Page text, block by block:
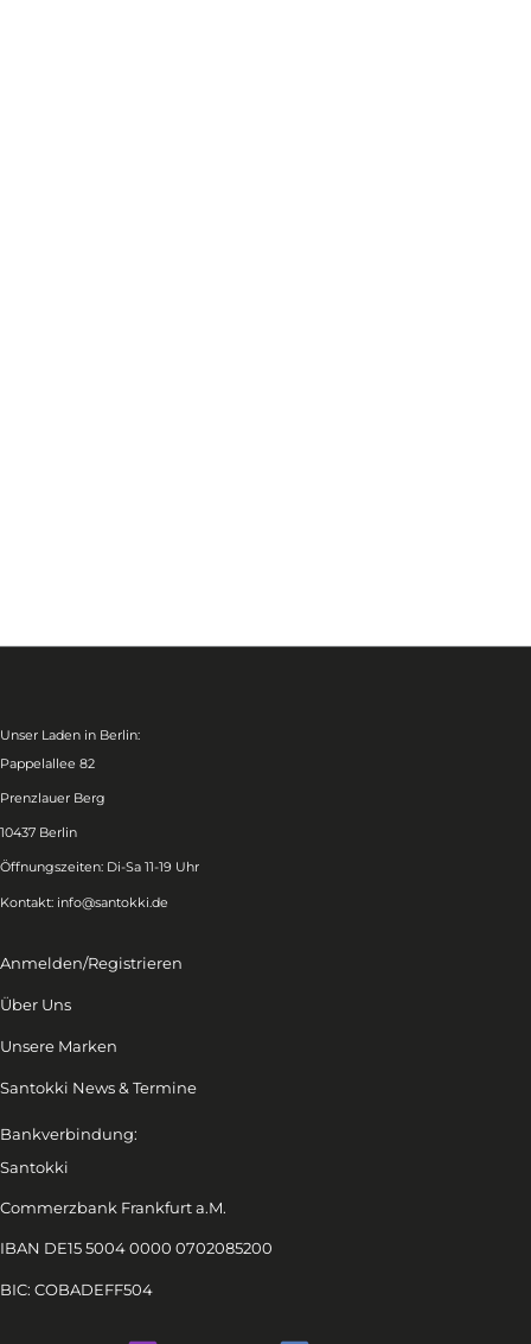
Unser Laden in Berlin:
Pappelallee 82
Prenzlauer Berg
10437 Berlin
Öffnungszeiten: Di-Sa 11-19 Uhr
Kontakt: info@santokki.de
Anmelden/Registrieren
Über Uns
Unsere Marken
Santokki News & Termine
Bankverbindung:
Santokki
Commerzbank Frankfurt a.M.
IBAN DE15 5004 0000 0702085200
BIC: COBADEFF504